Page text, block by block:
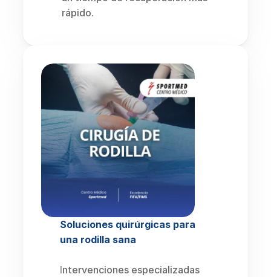
rápido.
Soluciones quirúrgicas para
una rodilla sana
Intervenciones especializadas